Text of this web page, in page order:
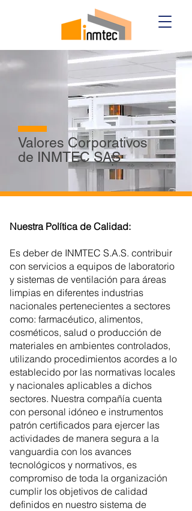
Valores Corporativos
de INMTEC SAS
Nuestra Política de Calidad:
Es deber de INMTEC S.A.S. contribuir
con servicios a equipos de laboratorio
y sistemas de ventilación para áreas
limpias en diferentes industrias
nacionales pertenecientes a sectores
como: farmacéutico, alimentos,
cosméticos, salud o producción de
materiales en ambientes controlados,
utilizando procedimientos acordes a lo
establecido por las normativas locales
y nacionales aplicables a dichos
sectores. Nuestra compañía cuenta
con personal idóneo e instrumentos
patrón certificados para ejercer las
actividades de manera segura a la
vanguardia con los avances
tecnológicos y normativos, es
compromiso de toda la organización
cumplir los objetivos de calidad
definidos en nuestro sistema de